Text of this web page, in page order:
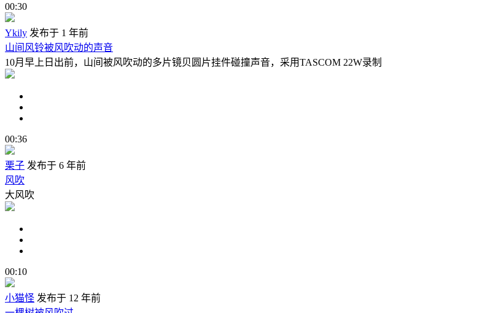
00:30
Ykily 发布于 1 年前
山间风铃被风吹动的声音
10月早上日出前，山间被风吹动的多片镜贝圆片挂件碰撞声音，采用TASCOM 22W录制
00:36
栗子 发布于 6 年前
风吹
大风吹
00:10
小猫怪 发布于 12 年前